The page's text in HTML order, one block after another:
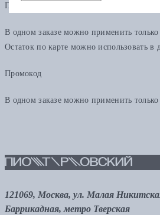
Подарочная карта
В одном заказе можно применить
Остаток по карте можно использовать в
Промокод
В одном заказе можно применить
121069, Москва, ул. Малая
Баррикадная, метро Тверская